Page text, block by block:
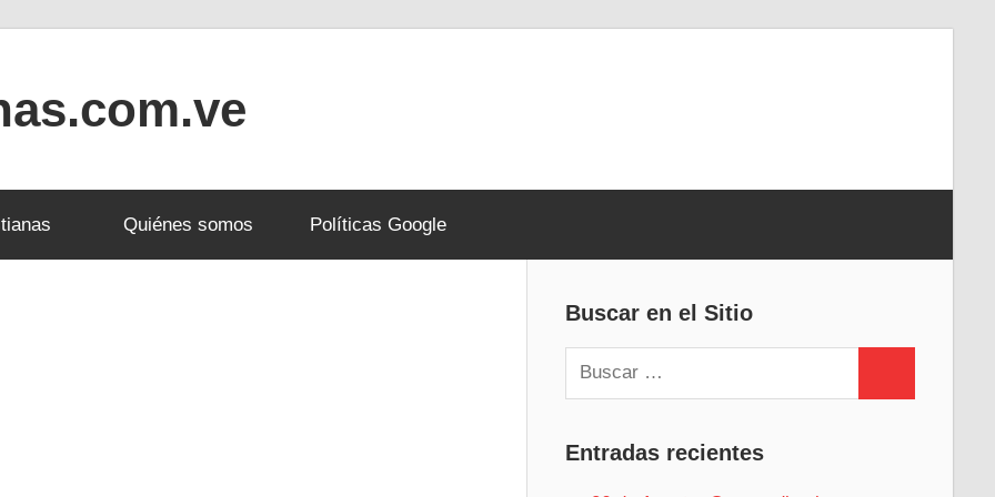
Quiénes somos Políticas Google
Buscar en el Sitio
Buscar:
Entradas recientes